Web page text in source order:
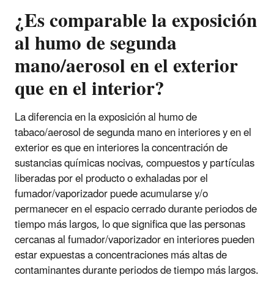
¿Es comparable la exposición
al humo de segunda
mano/aerosol en el exterior
que en el interior?
La diferencia en la exposición al humo de
tabaco/aerosol de segunda mano en interiores y en el
exterior es que en interiores la concentración de
sustancias químicas nocivas, compuestos y partículas
liberadas por el producto o exhaladas por el
fumador/vaporizador puede acumularse y/o
permanecer en el espacio cerrado durante periodos de
tiempo más largos, lo que significa que las personas
cercanas al fumador/vaporizador en interiores pueden
estar expuestas a concentraciones más altas de
contaminantes durante periodos de tiempo más largos.